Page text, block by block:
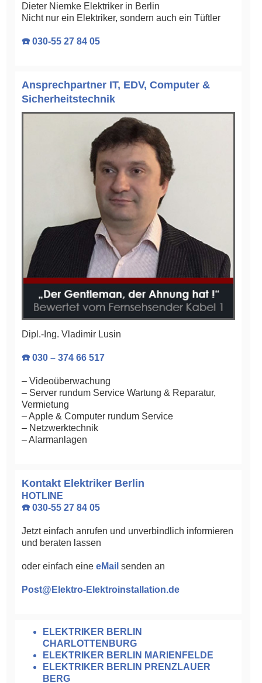
Dieter Niemke Elektriker in Berlin
Nicht nur ein Elektriker, sondern auch ein Tüftler
☎️ 030-55 27 84 05
Ansprechpartner IT, EDV, Computer &
Sicherheitstechnik
Dipl.-Ing. Vladimir Lusin
☎️ 030 – 374 66 517
– Videoüberwachung
– Server rundum Service Wartung & Reparatur,
Vermietung
– Apple & Computer rundum Service
– Netzwerktechnik
– Alarmanlagen
Kontakt Elektriker Berlin
HOTLINE
☎️ 030-55 27 84 05
Jetzt einfach anrufen und unverbindlich informieren
und beraten lassen
oder einfach eine eMail senden an
Post@Elektro-Elektroinstallation.de
ELEKTRIKER BERLIN
CHARLOTTENBURG
ELEKTRIKER BERLIN MARIENFELDE
ELEKTRIKER BERLIN PRENZLAUER
BERG